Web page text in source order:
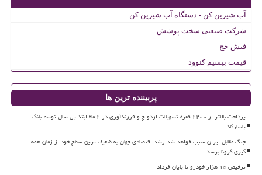
آب شیرین کن - دستگاه آب شیرین کن
شرکت صنعتی سخت پوشش
فیش حج
قیمت بیسیم کنوود
پربیننده ترین ها
پرداخت بالاتر از ۲۲۰۰ فقره تسهیلات ازدواج و فرزندآوری در ۲ ماه ابتدایی سال توسط بانک
پاسارگاد
جنگ مقابل ایران سبب خواهد شد رشد اقتصادی جهان به ضعیف ترین سطح خود از زمان همه
گیری کرونا برسد
ترخیص ۱۵ هزار خودرو تا پایان خرداد